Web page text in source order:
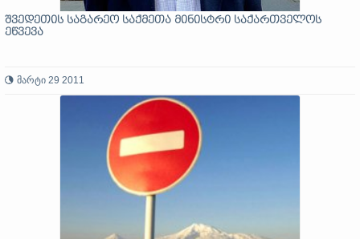
შვედეთის საგარეო საქმეთა მინისტრი საქართველოს
ეწვევა
მარტი 29 2011